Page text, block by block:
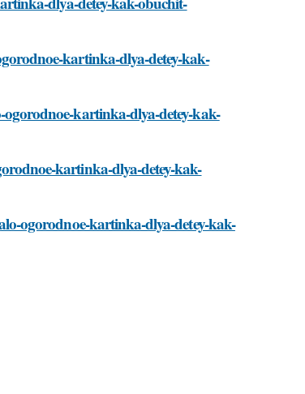
kartinka-dlya-detey-kak-
kartinka-dlya-detey-kak-
kartinka-dlya-detey-kak-
ogorodnoe-kartinka-dlya-detey-kak-